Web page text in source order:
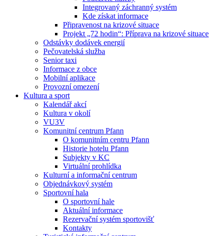
Integrovaný záchranný systém
Kde získat informace
Připravenost na krizové situace
Projekt „72 hodin“: Příprava na krizové situace
Odstávky dodávek energií
Pečovatelská služba
Senior taxi
Informace z obce
Mobilní aplikace
Provozní omezení
Kultura a sport
Kalendář akcí
Kultura v okolí
VU3V
Komunitní centrum Pfann
O komunitním centru Pfann
Historie hotelu Pfann
Subjekty v KC
Virtuální prohlídka
Kulturní a informační centrum
Objednávkový systém
Sportovní hala
O sportovní hale
Aktuální informace
Rezervační systém sportovišť
Kontakty